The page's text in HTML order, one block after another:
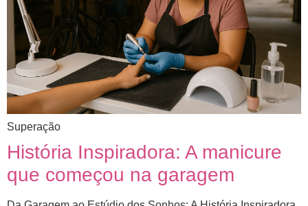
Superação
História Inspiradora: A manicure
que começou na garagem